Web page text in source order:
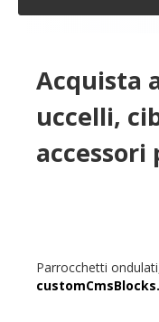
Acquista
uccelli,
Parrocchetti
giapponesi: gli